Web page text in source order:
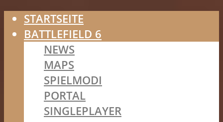
STARTSEITE
BATTLEFIELD 6
NEWS
MAPS
SPIELMODI
PORTAL
SINGLEPLAYER